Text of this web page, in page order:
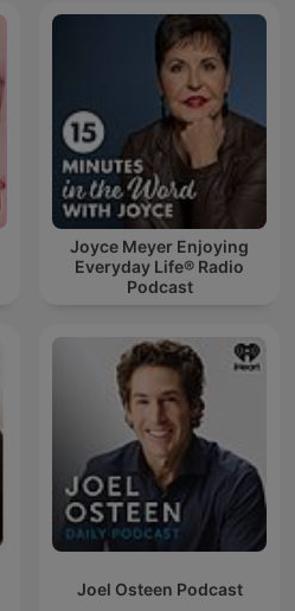
Joyce Meyer Enjoying
Everyday Life® Radio
Podcast
Joel Osteen Podcast